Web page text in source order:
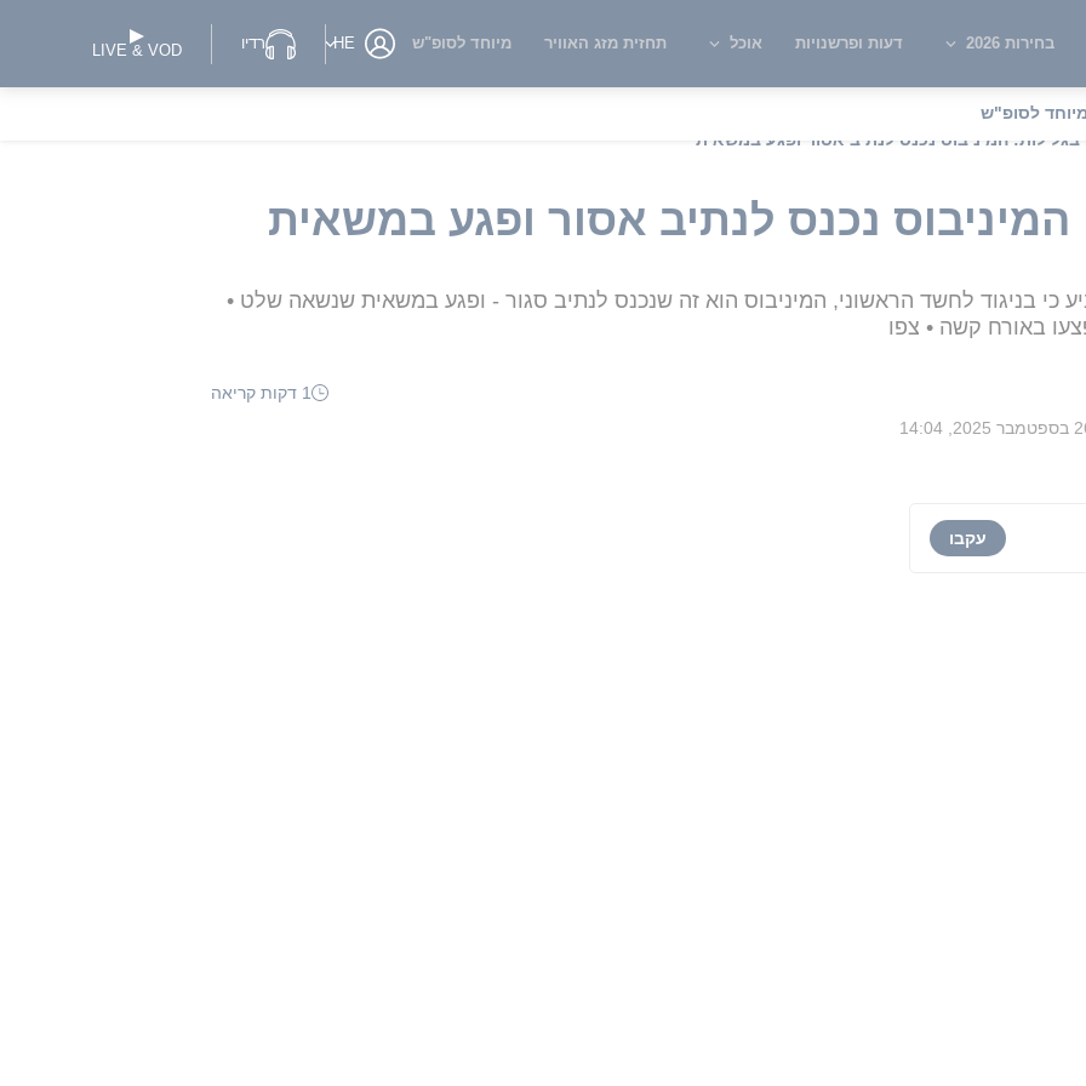
בחירות 2026 דעות ופרשנויות אוכל תחזית מזג האוויר מיוחד לסופ"ש HE רדיו LIVE & VOD
מיוחד לסופ"ש
המיניבוס נכנס לנתיב אסור ופגע במשאית
נכנס לנתיב אסור ופגע במשאית
כי בניגוד לחשד הראשוני, המיניבוס הוא זה שנכנס לנתיב סגור - ופגע במשאית שנשאה שלט •
באורח קשה • צפו
1 דקות קריאה
2025, 14:04
עקבו